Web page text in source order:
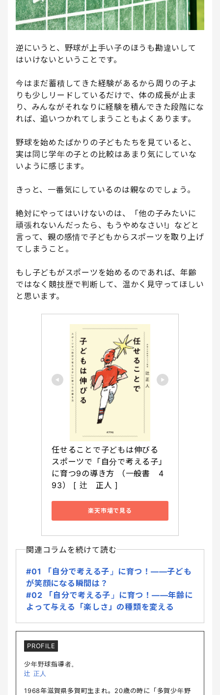
逆にいうと、野球が上手い子のほうも勘違いして
はいけないということです。
今はまだ蓄積してきた経験があるから周りの子よ
りも少しリードしているだけで、体の成長が止ま
り、みんながそれなりに経験を積んできた段階にな
れば、追いつかれてしまうこともよくあります。
野球を始めたばかりの子どもたちを見ていると、
実は同じ学年の子との比較はあまり気にしていな
いように感じます。
きっと、一番気にしているのは親なのでしょう。
絶対にやってはいけないのは、「他の子みたいに
頑張れないんだったら、もうやめなさい!」などと
言って、親の感情で子どもからスポーツを取り上げ
てしまうこと。
もし子どもがスポーツを始めるのであれば、年齢
ではなく競技歴で判断して、温かく見守ってほしい
と思います。
任せることで子どもは伸びる
スポーツで「自分で考える子」
に育つ9の導き方 （一般書　4
93） [ 辻　正人 ]
楽天市場で見る
関連コラムを続けて読む
#01 「自分で考える子」に育つ！――子ども
が笑顔になる瞬間は？
#02 「自分で考える子」に育つ！――年齢に
よって与える「楽しさ」の種類を変える
PROFILE
少年野球指導者。
辻 正人
1968年滋賀県多賀町生まれ。20歳の時に「多賀少年野